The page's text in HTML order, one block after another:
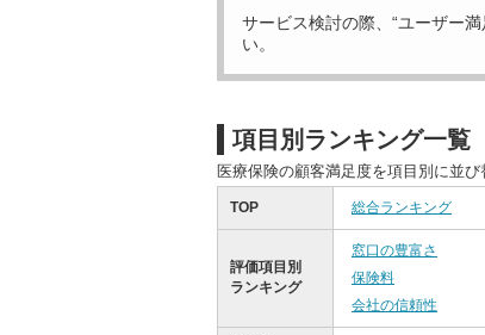
サービス検討の際、“ユーザー
い。
項目別ランキング一覧
医療保険の顧客満足度を項目別に並び
TOP 総合ランキング
評価項目別
ランキング
窓口の豊富さ
保険料
会社の信頼性